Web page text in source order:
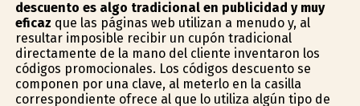
descuento es algo tradicional en publicidad y muy
eficaz que las páginas web utilizan a menudo y, al
resultar imposible recibir un cupón tradicional
directamente de la mano del cliente inventaron los
códigos promocionales. Los códigos descuento se
componen por una clave, al meterlo en la casilla
correspondiente ofrece al que lo utiliza algún tipo de